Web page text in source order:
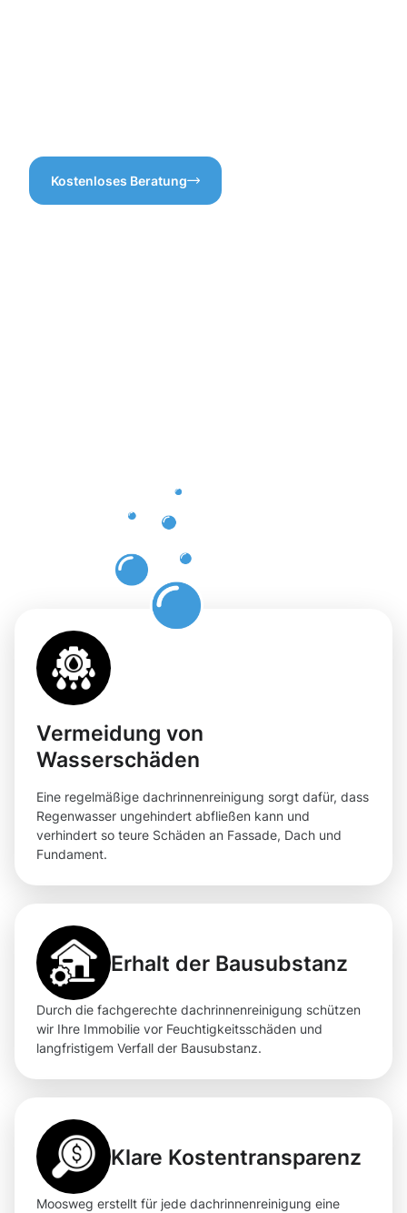
Kostenloses Beratung
Vermeidung von
Wasserschäden
Eine regelmäßige dachrinnenreinigung sorgt dafür, dass
Regenwasser ungehindert abfließen kann und
verhindert so teure Schäden an Fassade, Dach und
Fundament.
Erhalt der Bausubstanz
Durch die fachgerechte dachrinnenreinigung schützen
wir Ihre Immobilie vor Feuchtigkeitsschäden und
langfristigem Verfall der Bausubstanz.
Klare Kostentransparenz
Moosweg erstellt für jede dachrinnenreinigung eine